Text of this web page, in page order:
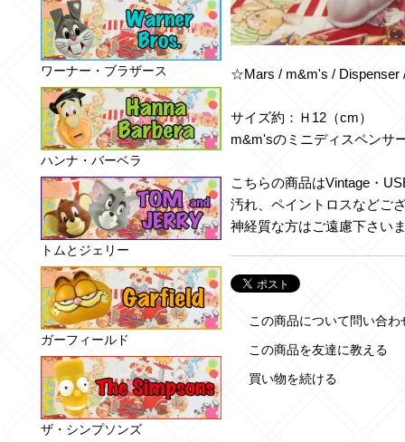
☆Mars / m&m's / Dispenser
サイズ約：Ｈ12（cm）
m&m'sのミニディスペンサ
こちらの商品はVintage・
汚れ、ペイントロスなどご
神経質な方はご遠慮下さい
この商品について問い合わ
この商品を友達に教える
買い物を続ける
ワーナー・ブラザース
ハンナ・バーベラ
トムとジェリー
ガーフィールド
ザ・シンプソンズ